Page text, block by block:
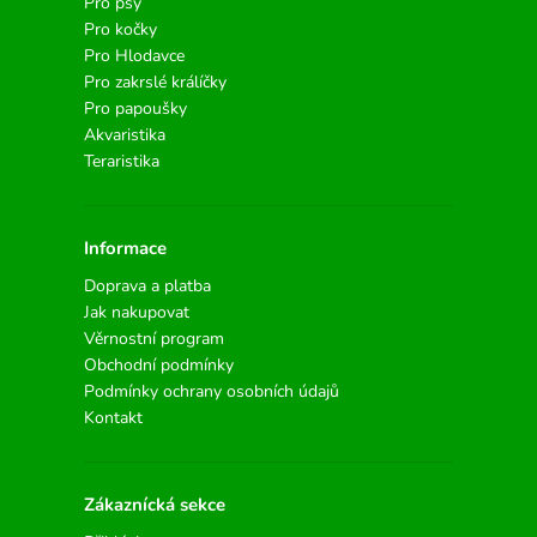
Pro kočky
Pro Hlodavce
Pro zakrslé králíčky
Pro papoušky
Akvaristika
Teraristika
Informace
Doprava a platba
Jak nakupovat
Věrnostní program
Obchodní podmínky
Podmínky ochrany osobních údajů
Kontakt
Zákaznícká sekce